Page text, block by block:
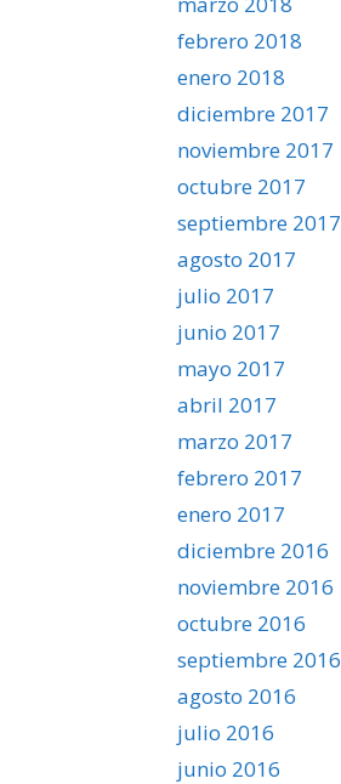
febrero 2018
enero 2018
diciembre 2017
noviembre 2017
octubre 2017
septiembre 2017
agosto 2017
julio 2017
junio 2017
mayo 2017
abril 2017
marzo 2017
febrero 2017
enero 2017
diciembre 2016
noviembre 2016
octubre 2016
septiembre 2016
agosto 2016
julio 2016
junio 2016